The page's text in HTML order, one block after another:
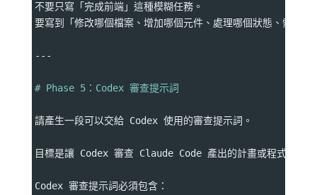
不要只寫「完成前端」這種模糊任務。
要寫到「修改哪個檔案、增加哪個元件、處理哪個狀態、需要哪
---
# Phase 5：Codex 審查提示詞
請產生一段可以交給 Codex 使用的審查提示詞。
目標是讓 Codex 審查 Claude Code 產出的計畫或程式碼。
Codex 審查提示詞必須包含：